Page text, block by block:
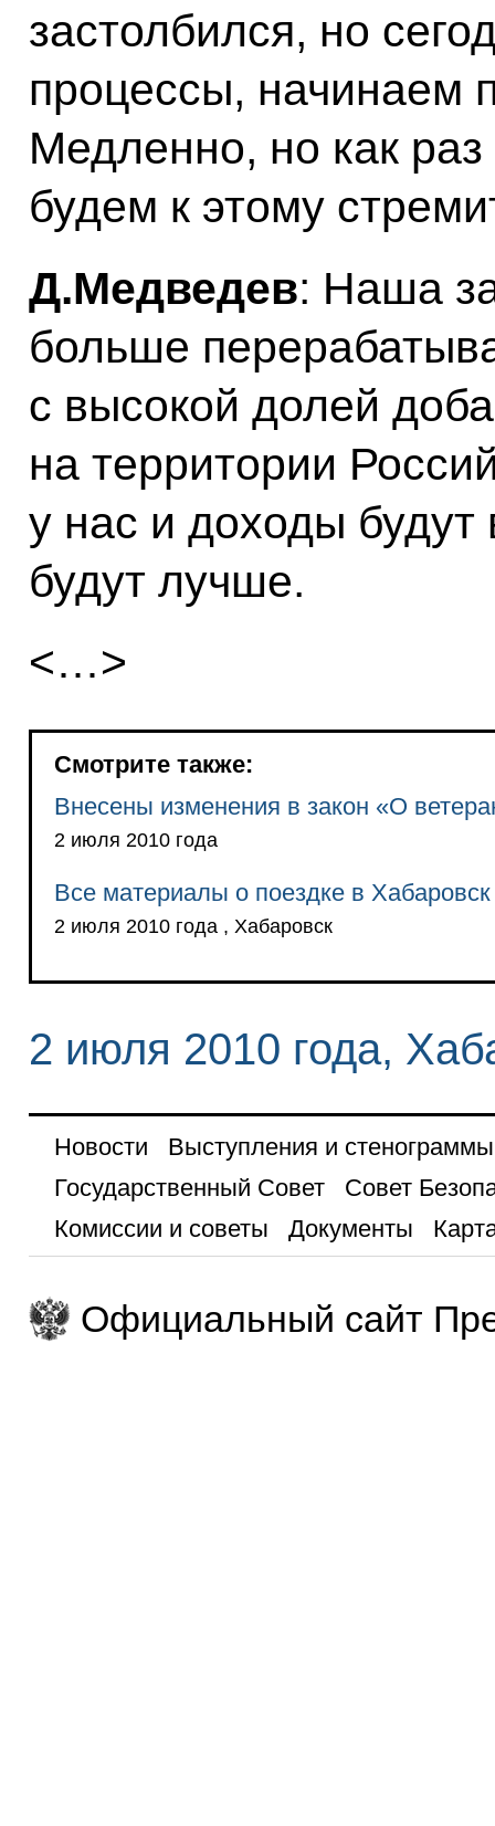
застолбился, но
процессы, начинаем
Медленно, но как
будем к этому
Д.Медведев: Наша
больше
с высокой долей
на территории
у нас и доходы
будут лучше.
<…>
Смотрите также:
Внесены изменения в закон «О
2 июля 2010 года
Все материалы о поездке в Хабаровск
2 июля 2010 года , Хабаровск
2 июля 2010 года,
Новости
Выступления и стенограммы
Государственный Совет
Совет
Комиссии и советы
Документы
Официальный сайт